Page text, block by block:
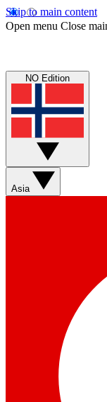
Skip to main content
Open menu Close
NO Edition
Asia